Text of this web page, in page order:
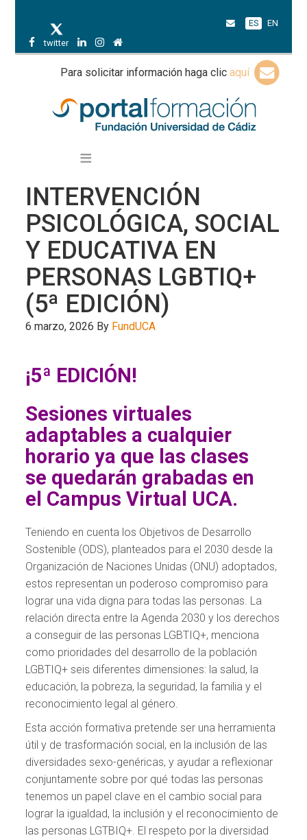
twitter
ES EN
Para solicitar información haga clic aquí
INTERVENCIÓN
PSICOLÓGICA, SOCIAL
Y EDUCATIVA EN
PERSONAS LGBTIQ+
(5ª EDICIÓN)
6 marzo, 2026 By FundUCA
¡5ª EDICIÓN!
Sesiones virtuales
adaptables a cualquier
horario ya que las clases
se quedarán grabadas en
el Campus Virtual UCA.
Teniendo en cuenta los Objetivos de Desarrollo
Sostenible (ODS), planteados para el 2030 desde la
Organización de Naciones Unidas (ONU) adoptados,
estos representan un poderoso compromiso para
lograr una vida digna para todas las personas. La
relación directa entre la Agenda 2030 y los derechos
a conseguir de las personas LGBTIQ+, menciona
como prioridades del desarrollo de la población
LGBTIQ+ seis diferentes dimensiones: la salud, la
educación, la pobreza, la seguridad, la familia y el
reconocimiento legal al género.
Esta acción formativa pretende ser una herramienta
útil y de trasformación social, en la inclusión de las
diversidades sexo-genéricas, y ayudar a reflexionar
conjuntamente sobre por qué todas las personas
tenemos un papel clave en el cambio social para
lograr la igualdad, la inclusión y el reconocimiento de
las personas LGTBIQ+. El respeto por la diversidad